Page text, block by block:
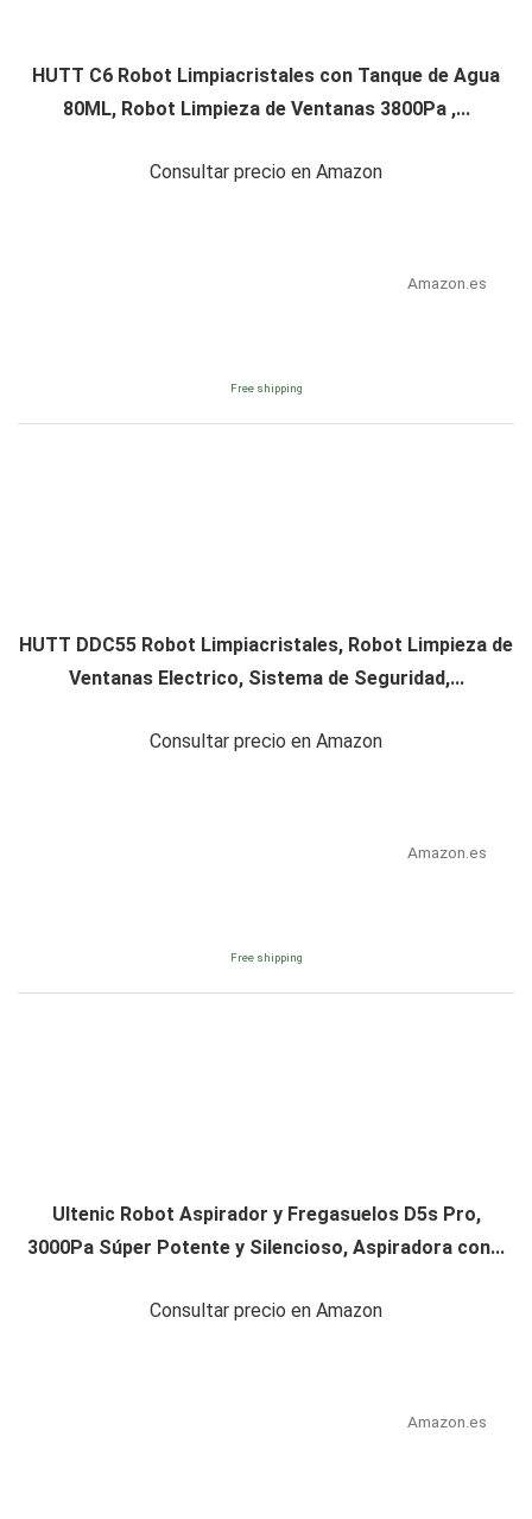
HUTT C6 Robot Limpiacristales con Tanque de Agua
80ML, Robot Limpieza de Ventanas 3800Pa ,...
Consultar precio en Amazon
Amazon.es
Free shipping
HUTT DDC55 Robot Limpiacristales, Robot Limpieza de
Ventanas Electrico, Sistema de Seguridad,...
Consultar precio en Amazon
Amazon.es
Free shipping
Ultenic Robot Aspirador y Fregasuelos D5s Pro,
3000Pa Súper Potente y Silencioso, Aspiradora con...
Consultar precio en Amazon
Amazon.es